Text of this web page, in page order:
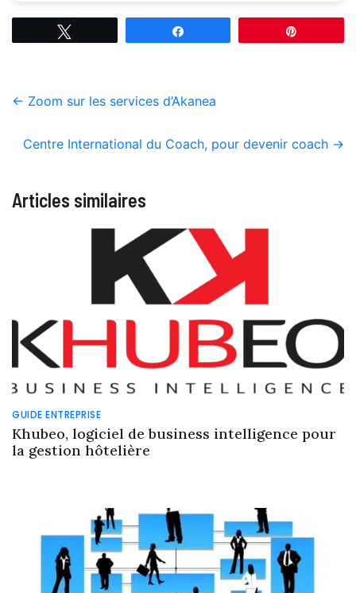
← Zoom sur les services d’Akanea
Centre International du Coach, pour devenir coach →
Articles similaires
GUIDE ENTREPRISE
Khubeo, logiciel de business intelligence pour
la gestion hôtelière